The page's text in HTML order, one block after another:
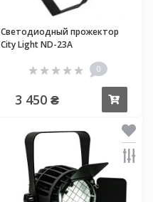
Светодиодный прожектор
City Light ND-23A
0
3 450 ₴